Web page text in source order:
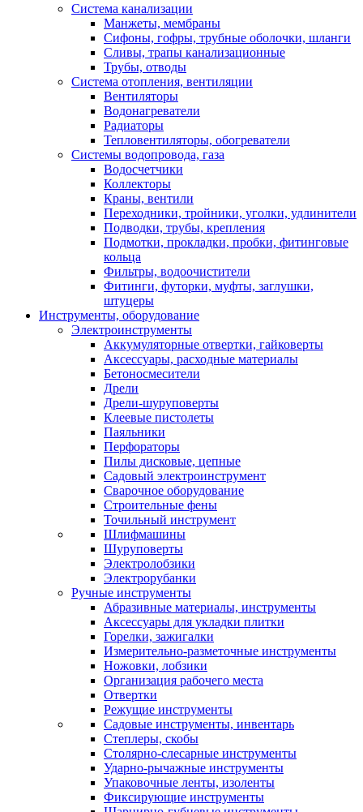
Система канализации
Манжеты, мембраны
Сифоны, гофры, трубные оболочки, шланги
Сливы, трапы канализационные
Трубы, отводы
Система отопления, вентиляции
Вентиляторы
Водонагреватели
Радиаторы
Тепловентиляторы, обогреватели
Системы водопровода, газа
Водосчетчики
Коллекторы
Краны, вентили
Переходники, тройники, уголки, удлинители
Подводки, трубы, крепления
Подмотки, прокладки, пробки, фитинговые
кольца
Фильтры, водоочистители
Фитинги, футорки, муфты, заглушки,
штуцеры
Инструменты, оборудование
Электроинструменты
Аккумуляторные отвертки, гайковерты
Аксессуары, расходные материалы
Бетоносмесители
Дрели
Дрели-шуруповерты
Клеевые пистолеты
Паяльники
Перфораторы
Пилы дисковые, цепные
Садовый электроинструмент
Сварочное оборудование
Строительные фены
Точильный инструмент
Шлифмашины
Шуруповерты
Электролобзики
Электрорубанки
Ручные инструменты
Абразивные материалы, инструменты
Аксессуары для укладки плитки
Горелки, зажигалки
Измерительно-разметочные инструменты
Ножовки, лобзики
Организация рабочего места
Отвертки
Режущие инструменты
Садовые инструменты, инвентарь
Степлеры, скобы
Столярно-слесарные инструменты
Ударно-рычажные инструменты
Упаковочные ленты, изоленты
Фиксирующие инструменты